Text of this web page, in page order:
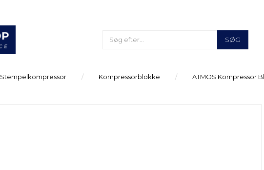
SØG
Stempelkompressor Kompressorblokke ATMOS Kompressor